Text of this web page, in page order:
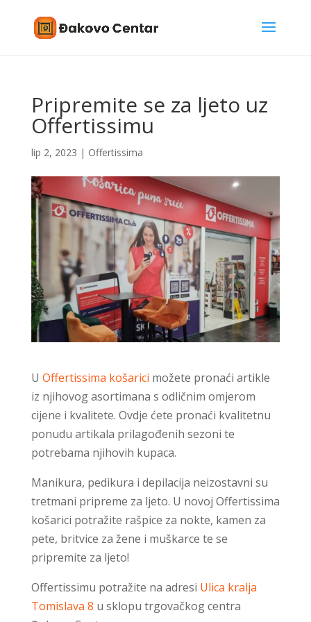
Pripremite se za ljeto uz
Offertissimu
lip 2, 2023 | Offertissima
U Offertissima košarici možete pronaći artikle
iz njihovog asortimana s odličnim omjerom
cijene i kvalitete. Ovdje ćete pronaći kvalitetnu
ponudu artikala prilagođenih sezoni te
potrebama njihovih kupaca.
Manikura, pedikura i depilacija neizostavni su
tretmani pripreme za ljeto. U novoj Offertissima
košarici potražite rašpice za nokte, kamen za
pete, britvice za žene i muškarce te se
pripremite za ljeto!
Offertissimu potražite na adresi Ulica kralja
Tomislava 8 u sklopu trgovačkog centra